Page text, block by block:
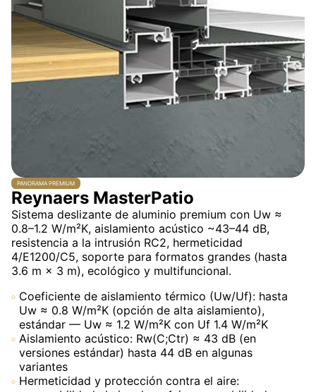
PANORAMA PREMIUM
Reynaers MasterPatio
Sistema deslizante de aluminio premium con Uw ≈
0.8–1.2 W/m²K, aislamiento acústico ~43–44 dB,
resistencia a la intrusión RC2, hermeticidad
4/E1200/C5, soporte para formatos grandes (hasta
3.6 m × 3 m), ecológico y multifuncional.
Coeficiente de aislamiento térmico (Uw/Uf): hasta
Uw ≈ 0.8 W/m²K (opción de alta aislamiento),
estándar — Uw ≈ 1.2 W/m²K con Uf 1.4 W/m²K
Aislamiento acústico: Rw(C;Ctr) ≈ 43 dB (en
versiones estándar) hasta 44 dB en algunas
variantes
Hermeticidad y protección contra el aire: